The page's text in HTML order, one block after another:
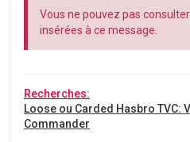
Vous ne pouvez pas
insérées à ce message.
Recherches:
Loose ou Carded Hasbro TVC:
Commander